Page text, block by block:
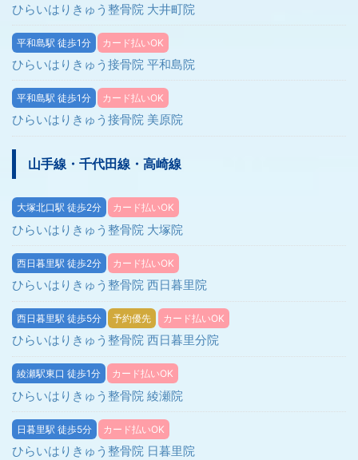
ひらいはりきゅう整骨院 大井町院
平和島駅 徒歩1分 カード払いOK
ひらいはりきゅう接骨院 平和島院
平和島駅 徒歩1分 カード払いOK
ひらいはりきゅう接骨院 美原院
山手線・千代田線・高崎線
大塚北口駅 徒歩2分 カード払いOK
ひらいはりきゅう整骨院 大塚院
西日暮里駅 徒歩2分 カード払いOK
ひらいはりきゅう整骨院 西日暮里院
西日暮里駅 徒歩5分 予約優先 カード払いOK
ひらいはりきゅう整骨院 西日暮里分院
綾瀬駅東口 徒歩1分 カード払いOK
ひらいはりきゅう整骨院 綾瀬院
日暮里駅 徒歩5分 カード払いOK
ひらいはりきゅう整骨院 日暮里院